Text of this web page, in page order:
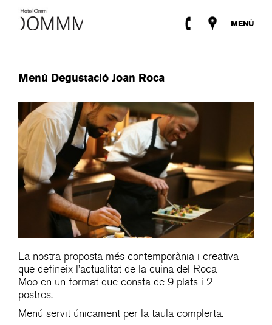
MENÚ
Roca Barcelona
Spa
Terrassa
Lobby
Esdeveniments
Promocions
Blog
ENG / ESP DEU / / CAT
Menú Degustació Joan Roca
La nostra proposta més contemporània i creativa
que defineix l’actualitat de la cuina del Roca
Moo en un format que consta de 9 plats i 2
postres.
Menú servit únicament per la taula complerta.